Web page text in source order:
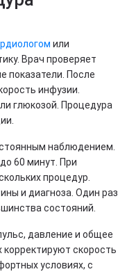
или
Врач проверяет
показатели. После
инфузии.
глюкозой. Процедура
наблюдением.
60 минут. При
процедур.
и диагноза. Один раз
состояний.
давление и общее
скорость
условиях, с